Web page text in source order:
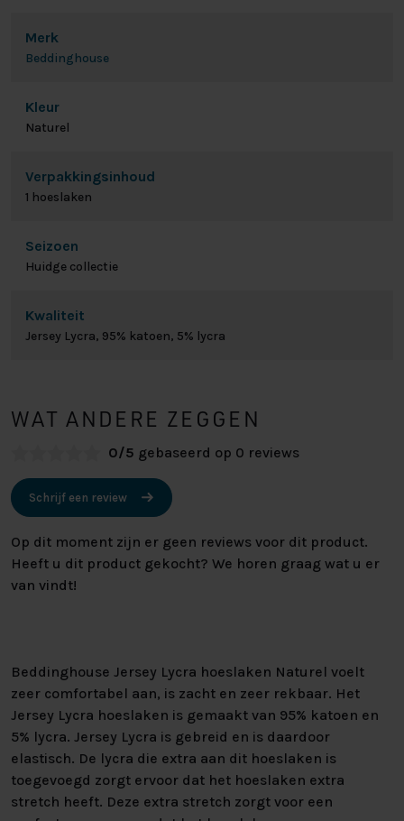
Merk
Beddinghouse
Kleur
Naturel
Verpakkingsinhoud
1 hoeslaken
Seizoen
Huidge collectie
Kwaliteit
Jersey Lycra, 95% katoen, 5% lycra
WAT ANDERE ZEGGEN
0/5 gebaseerd op 0 reviews
Schrijf een review
Op dit moment zijn er geen reviews voor dit product.
Heeft u dit product gekocht? We horen graag wat u er
van vindt!
Beddinghouse Jersey Lycra hoeslaken Naturel voelt
zeer comfortabel aan, is zacht en zeer rekbaar. Het
Jersey Lycra hoeslaken is gemaakt van 95% katoen en
5% lycra. Jersey Lycra is gebreid en is daardoor
elastisch. De lycra die extra aan dit hoeslaken is
toegevoegd zorgt ervoor dat het hoeslaken extra
stretch heeft. Deze extra stretch zorgt voor een